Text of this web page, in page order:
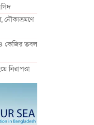
নৌকাভ্রমণে
কেজির তবল
নিরাপত্তা